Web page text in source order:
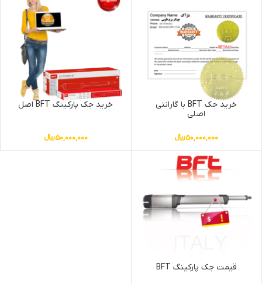
خرید جک BFT با گارانتی
اصلی
50,000,000﷼
خرید جک پارکینگ BFT اصل
50,000,000﷼
قیمت جک پارکینگ BFT